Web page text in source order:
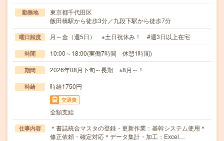
勤務地
東京都千代田区
飯田橋駅から徒歩3分／九段下駅から徒歩7分
曜日頻度 月～金（週5日） ※土日祝休み！ #週3日以上在宅
時間 10:00～18:00(実働7時間 休憩1時間)
期間 2026年08月下旬～長期 ※8月～！
時給 時給1750円
交通費
全額支給
仕事内容
＊書誌統合マスタの登録・更新作業：基幹システム使用＊
修正依頼・確定対応＊データ集計・加工：Excel…